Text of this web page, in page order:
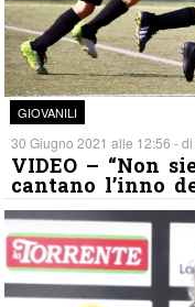
GIOVANILI
30 Giugno 2021 alle 12:56 - di
VIDEO – “Non
cantano l’inno